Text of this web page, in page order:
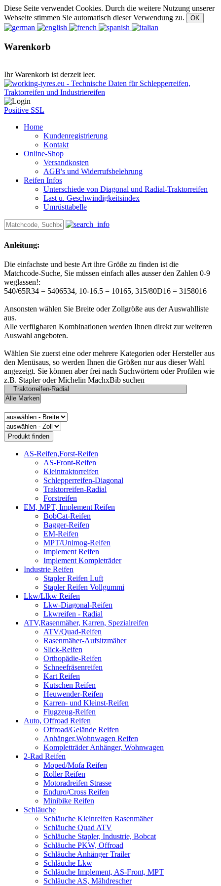
Diese Seite verwendet Cookies. Durch die weitere Nutzung unserer
Webseite stimmen Sie automatisch dieser Verwendung zu.
Warenkorb
Ihr Warenkorb ist derzeit leer.
Positive SSL
Home
Kundenregistrierung
Kontakt
Online-Shop
Versandkosten
AGB's und Widerrufsbelehrung
Reifen Infos
Unterschiede von Diagonal und Radial-Traktorreifen
Last u. Geschwindigkeitsindex
Umrüsttabelle
Anleitung:
Die einfachste und beste Art ihre Größe zu finden ist die
Matchcode-Suche, Sie müssen einfach alles ausser den Zahlen 0-9
weglassen!:
540/65R34 = 5406534, 10-16.5 = 10165, 315/80D16 = 3158016
Ansonsten wählen Sie Breite oder Zollgröße aus der Auswahlliste
aus.
Alle verfügbaren Kombinationen werden Ihnen direkt zur weiteren
Auswahl angeboten.
Wählen Sie zuerst eine oder mehrere Kategorien oder Hersteller aus
den Menüsaus, so werden Ihnen die Größen nur aus dieser Wahl
angezeigt. Sie können aber frei nach Suchwörtern oder Profilen wie
z.B. Stapler oder Michelin MachxBib suchen
AS-Reifen,Forst-Reifen
AS-Front-Reifen
Kleintraktorreifen
Schlepperreifen-Diagonal
Traktorreifen-Radial
Forstreifen
EM, MPT, Implement Reifen
BobCat-Reifen
Bagger-Reifen
EM-Reifen
MPT/Unimog-Reifen
Implement Reifen
Implement Kompleträder
Industrie Reifen
Stapler Reifen Luft
Stapler Reifen Vollgummi
Lkw/Llkw Reifen
Lkw-Diagonal-Reifen
Lkwreifen - Radial
ATV,Rasenmäher, Karren, Spezialreifen
ATV/Quad-Reifen
Rasenmäher-Aufsitzmäher
Slick-Reifen
Orthopädie-Reifen
Schneefräsenreifen
Kart Reifen
Kutschen Reifen
Heuwender-Reifen
Karren- und Kleinst-Reifen
Flugzeug-Reifen
Auto, Offroad Reifen
Offroad/Gelände Reifen
Anhänger,Wohnwagen Reifen
Kompletträder Anhänger, Wohnwagen
2-Rad Reifen
Moped/Mofa Reifen
Roller Reifen
Motoradreifen Strasse
Enduro/Cross Reifen
Minibike Reifen
Schläuche
Schläuche Kleinreifen Rasenmäher
Schläuche Quad ATV
Schläuche Stapler, Industrie, Bobcat
Schläuche PKW, Offroad
Schläuche Anhänger Trailer
Schläuche Lkw
Schläuche Implement, AS-Front, MPT
Schläuche AS, Mähdrescher